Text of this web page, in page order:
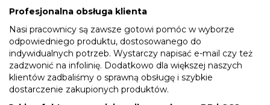
Profesjonalna obsługa klienta
Nasi pracownicy są zawsze gotowi pomóc w wyborze
odpowiedniego produktu, dostosowanego do
indywidualnych potrzeb. Wystarczy napisać e-mail czy też
zadzwonić na infolinię. Dodatkowo dla większej naszych
klientów zadbaliśmy o sprawną obsługę i szybkie
dostarczenie zakupionych produktów.